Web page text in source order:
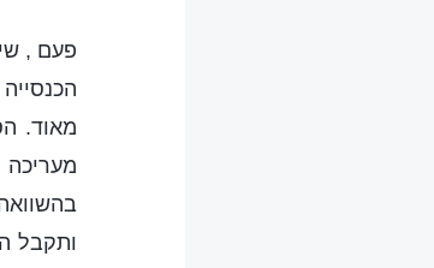
פעם ,
מאוד.
מעריכה
ותקבל